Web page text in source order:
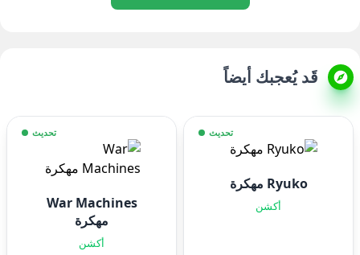
قَد يُعجبك أيضاً
تحديث
Ryuko مهكرة
أكشن
تحديث
War Machines
مهكرة
أكشن